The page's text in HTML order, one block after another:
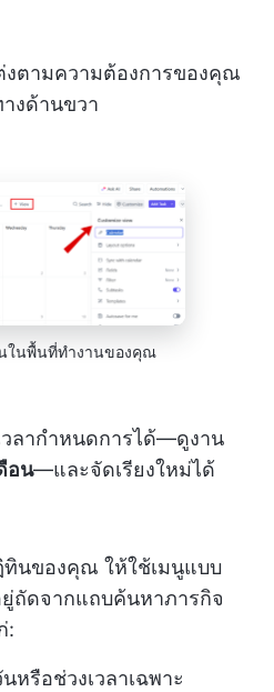
งตามความต้องการของคุณ
งด้านขวา
ในพื้นที่ทำงานของคุณ
ลากำหนดการได้—ดูงาน
อน—และจัดเรียงใหม่ได้
ทินของคุณ ให้ใช้เมนูแบบ
ยู่ถัดจากแถบค้นหาภารกิจ
:
หรือช่วงเวลาเฉพาะ